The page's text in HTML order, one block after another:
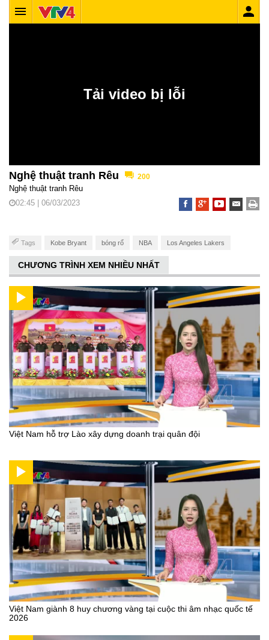
Nghệ thuật tranh Rêu 200
Nghệ thuật tranh Rêu
02:45 | 06/03/2023
Tags Kobe Bryant bóng rổ NBA Los Angeles Lakers
CHƯƠNG TRÌNH XEM NHIỀU NHẤT
Việt Nam hỗ trợ Lào xây dựng doanh trại quân đội
Việt Nam giành 8 huy chương vàng tại cuộc thi âm nhạc quốc tế
2026